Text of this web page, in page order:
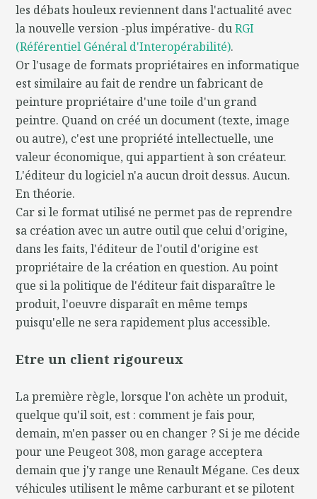
les débats houleux reviennent dans l'actualité avec
la nouvelle version -plus impérative- duRGI
(Référentiel Général d'Interopérabilité).
Or l'usage de formats propriétaires en informatique
est similaire au fait de rendre un fabricant de
peinture propriétaire d'une toile d'un grand
peintre. Quand on créé un document (texte, image
ou autre), c'est une propriété intellectuelle, une
valeur économique, qui appartient à son créateur.
L'éditeur du logiciel n'a aucun droit dessus. Aucun.
En théorie.
Car si le format utilisé ne permet pas de reprendre
sa création avec un autre outil que celui d'origine,
dans les faits, l'éditeur de l'outil d'origine est
propriétaire de la création en question. Au point
que si la politique de l'éditeur fait disparaître le
produit, l'oeuvre disparaît en même temps
puisqu'elle ne sera rapidement plus accessible.
Etre un client rigoureux
La première règle, lorsque l'on achète un produit,
quelque qu'il soit, est : comment je fais pour,
demain, m'en passer ou en changer ? Si je me décide
pour une Peugeot 308, mon garage acceptera
demain que j'y range une Renault Mégane. Ces deux
véhicules utilisent le même carburant et se pilotent